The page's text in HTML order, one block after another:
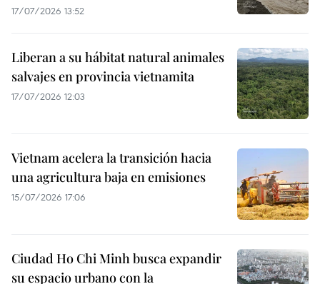
17/07/2026 13:52
Liberan a su hábitat natural animales
salvajes en provincia vietnamita
17/07/2026 12:03
Vietnam acelera la transición hacia
una agricultura baja en emisiones
15/07/2026 17:06
Ciudad Ho Chi Minh busca expandir
su espacio urbano con la